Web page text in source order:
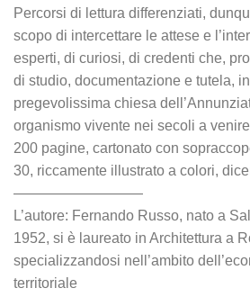
Percorsi di lettura differenziati,
scopo di intercettare le attese e
esperti, di curiosi, di credenti che,
di studio, documentazione e tutela,
pregevolissima chiesa
organismo vivente nei secoli a
200 pagine, cartonato con
30, riccamente illustrato a colori,
—————————
L’autore: Fernando Russo, nato a
1952, si è laureato in Architettura a
specializzandosi nell’ambito
territoriale